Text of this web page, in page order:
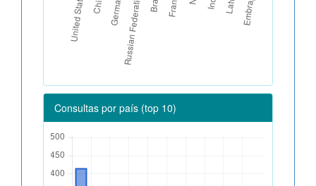
Consultas por país (top 10)